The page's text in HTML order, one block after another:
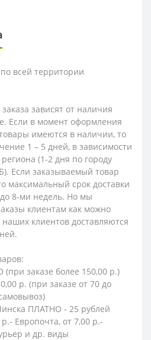
всей территории
зависят от наличия
Если в момент оформления
имеются в наличии, то
1 – 5 дней, в зависимости
(1-2 дня по городу
Если заказываемый товар
максимальный срок доставки
8-ми недель. Но мы
клиентам как можно
наших клиентов доставляются
заказе более 150,00 р.)
р. (при заказе от 70 до
ПЛАТНО - 25 рублей
Европочта, от 7,00 р.-
и др. виды